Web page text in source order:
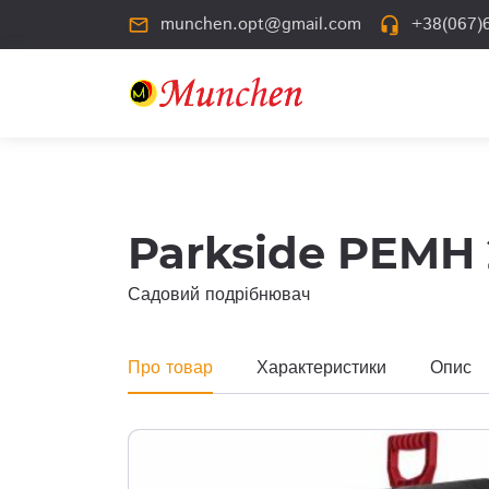
mail_outline munchen.opt@gmail.com headset_mic
Parkside PEMH
Садовий подрібнювач
Про товар Характеристики Опис